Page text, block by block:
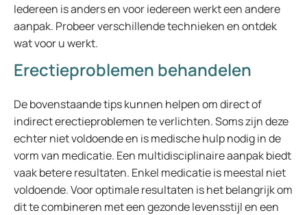
Iedereen is anders en voor iedereen werkt een andere
aanpak. Probeer verschillende technieken en ontdek
wat voor u werkt.
Erectieproblemen behandelen
De bovenstaande tips kunnen helpen om direct of
indirect erectieproblemen te verlichten. Soms zijn deze
echter niet voldoende en is medische hulp nodig in de
vorm van medicatie. Een multidisciplinaire aanpak biedt
vaak betere resultaten. Enkel medicatie is meestal niet
voldoende. Voor optimale resultaten is het belangrijk om
dit te combineren met een gezonde levensstijl en een